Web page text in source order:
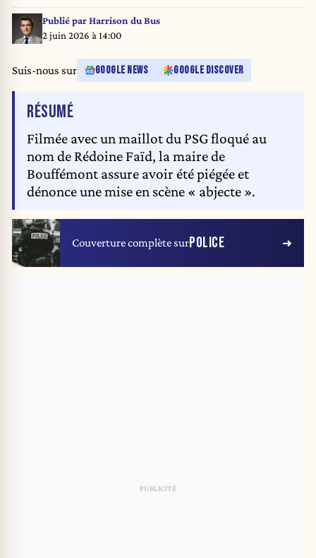
Publié parHarrison du Bus
2 juin 2026 à 14:00
Suis-nous sur GOOGLE NEWS GOOGLE DISCOVER
RÉSUMÉDE L'ARTICLE
Filmée avec un maillot du PSG floqué au
nom de Rédoine Faïd, la maire de
Bouffémont assure avoir été piégée et
dénonce une mise en scène « abjecte ».
Couverture complète surPOLICE